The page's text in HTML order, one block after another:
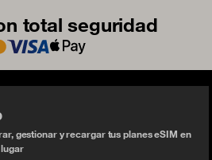
total seguridad
gestionar y recargar tus planes eSIM en